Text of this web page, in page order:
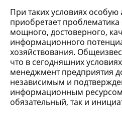
При таких условиях особую
приобретает
мощного, достоверного,
информационного
хозяйствования.
что в сегодняшних
менеджмент предприятия
независимым и
информационным ресурсом
обязательный, так и